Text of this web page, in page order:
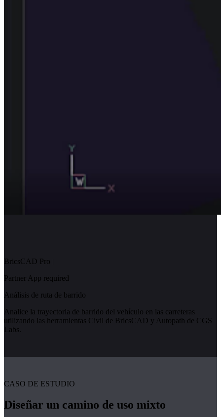
BricsCAD Pro |
Partner App required
Análisis de ruta de barrido
Analice la trayectoria de barrido del vehículo en las carreteras
utilizando las herramientas Civil de BricsCAD y Autopath de CGS
Labs.
CASO DE ESTUDIO
Diseñar un camino de uso mixto